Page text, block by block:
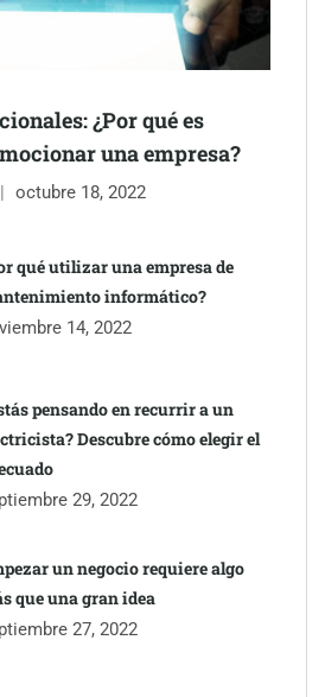
la movilidad profesional con
empresas y talento
de equivalencia
¿Por qué es
una empresa?
octubre 18, 2022
qué utilizar una empresa de
informático?
14, 2022
pensando en recurrir a un
Descubre cómo elegir el
29, 2022
un negocio requiere algo
que una gran idea
27, 2022